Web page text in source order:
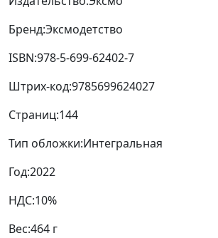
Бренд:Эксмодетство
ISBN:978-5-699-62402-7
Штрих-код:9785699624027
Страниц:144
Тип обложки:Интегральная
Год:2022
НДС:10%
Вес:464 г